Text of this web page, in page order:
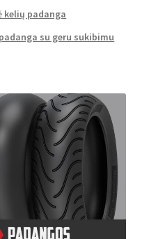
kelių padanga
su geru sukibimu